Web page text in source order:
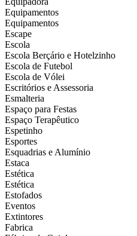
Equipamentos
Equipamentos
Escape
Escola
Escola Berçário e Hotelzinho
Escola de Futebol
Escola de Vólei
Escritórios e Assessoria
Esmalteria
Espaço para Festas
Espaço Terapêutico
Espetinho
Esportes
Esquadrias e Alumínio
Estaca
Estética
Estética
Estofados
Eventos
Extintores
Fabrica